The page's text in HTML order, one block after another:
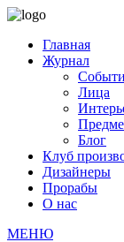
Главная
Журнал
Лица
Блог
Клуб
Дизайнеры
Прорабы
О нас
МЕНЮ